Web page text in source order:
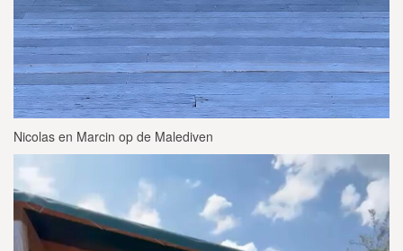
Nicolas en Marcin op de Malediven